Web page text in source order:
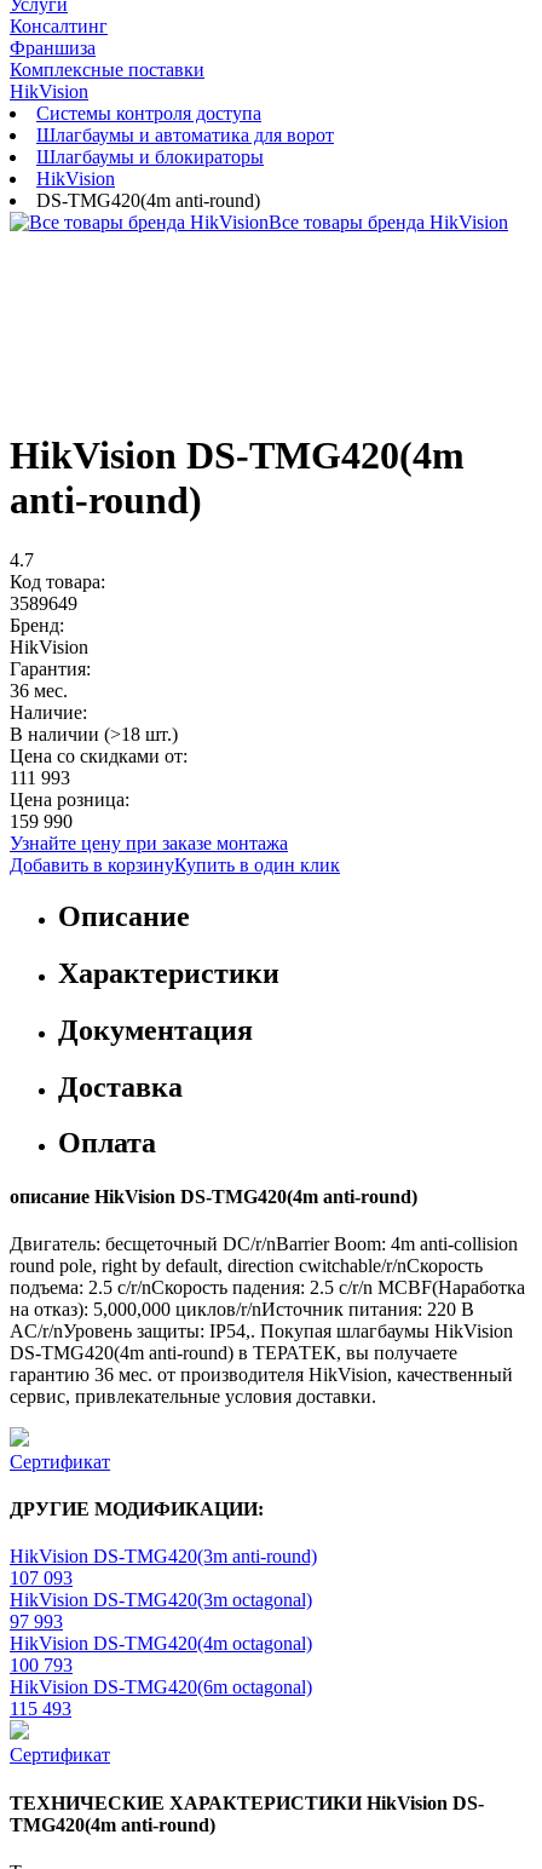
Услуги
Консалтинг
Франшиза
Комплексные поставки
HikVision
Системы контроля доступа
Шлагбаумы и автоматика для ворот
Шлагбаумы и блокираторы
HikVision
DS-TMG420(4m anti-round)
Все товары бренда HikVision
HikVision DS-TMG420(4m
anti-round)
4.7
Код товара:
3589649
Бренд:
HikVision
Гарантия:
36 мес.
Наличие:
В наличии (>18 шт.)
Цена со скидками от:
111 993
Цена розница:
159 990
Узнайте цену при заказе монтажа
Добавить в корзинуКупить в один клик
Описание
Характеристики
Документация
Доставка
Оплата
описание HikVision DS-TMG420(4m anti-round)
Двигатель: бесщеточный DC/r/nBarrier Boom: 4m anti-collision
round pole, right by default, direction сwitchable/r/nСкорость
подъема: 2.5 с/r/nСкорость падения: 2.5 с/r/n MCBF(Наработка
на отказ): 5,000,000 циклов/r/nИсточник питания: 220 В
AC/r/nУровень защиты: IP54,. Покупая шлагбаумы HikVision
DS-TMG420(4m anti-round) в ТЕРАТЕК, вы получаете
гарантию 36 мес. от производителя HikVision, качественный
сервис, привлекательные условия доставки.
Сертификат
ДРУГИЕ МОДИФИКАЦИИ:
HikVision DS-TMG420(3m anti-round)
107 093
HikVision DS-TMG420(3m octagonal)
97 993
HikVision DS-TMG420(4m octagonal)
100 793
HikVision DS-TMG420(6m octagonal)
115 493
Сертификат
ТЕХНИЧЕСКИЕ ХАРАКТЕРИСТИКИ HikVision DS-
TMG420(4m anti-round)